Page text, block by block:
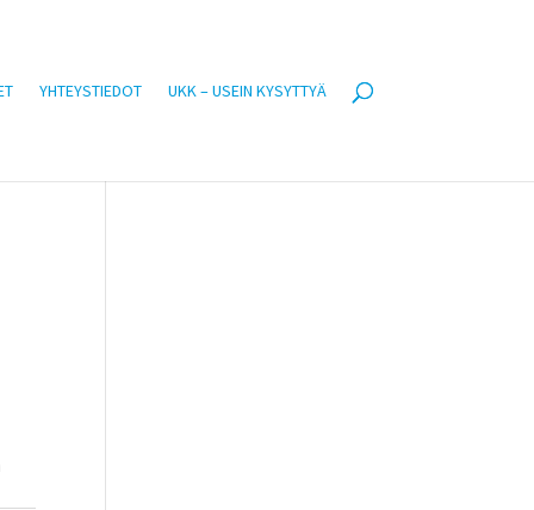
YHTEYSTIEDOT UKK – USEIN KYSYTTYÄ